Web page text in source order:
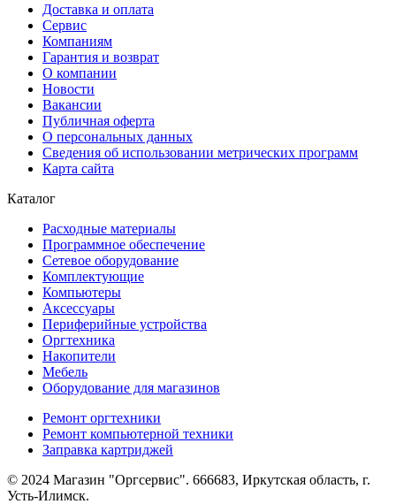
Доставка и оплата
Сервис
Компаниям
Гарантия и возврат
О компании
Новости
Вакансии
Публичная оферта
О персональных данных
Сведения об использовании метрических программ
Карта сайта
Каталог
Расходные материалы
Программное обеспечение
Сетевое оборудование
Комплектующие
Компьютеры
Аксессуары
Периферийные устройства
Оргтехника
Накопители
Мебель
Оборудование для магазинов
Ремонт оргтехники
Ремонт компьютерной техники
Заправка картриджей
© 2024 Магазин "Оргсервис". 666683, Иркутская область, г.
Усть-Илимск.